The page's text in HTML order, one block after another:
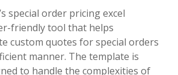
special order pricing excel
friendly tool that helps
custom quotes for special orders
manner. The template is
to handle the complexities of